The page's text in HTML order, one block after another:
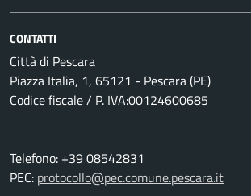
CONTATTI
Città di Pescara
Piazza Italia, 1, 65121 - Pescara (PE)
Codice fiscale / P. IVA:00124600685
Telefono: +39 08542831
PEC: protocollo@pec.comune.pescara.it